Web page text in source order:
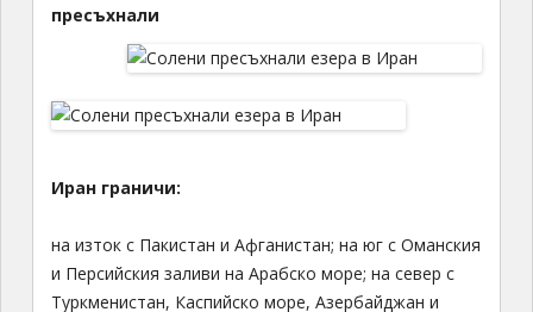
пресъхнали
Иран граничи:
на изток с Пакистан и Афганистан; на юг с Оманския
и Персийския заливи на Арабско море; на север с
Туркменистан, Каспийско море, Азербайджан и